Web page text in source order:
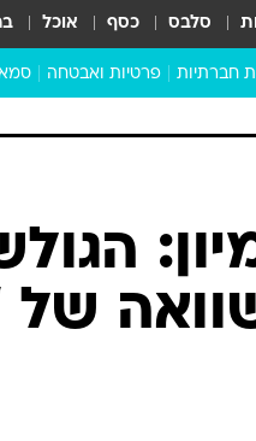
סלבס כסף אוכל
חברתיות פרטיות ואבטחה
של